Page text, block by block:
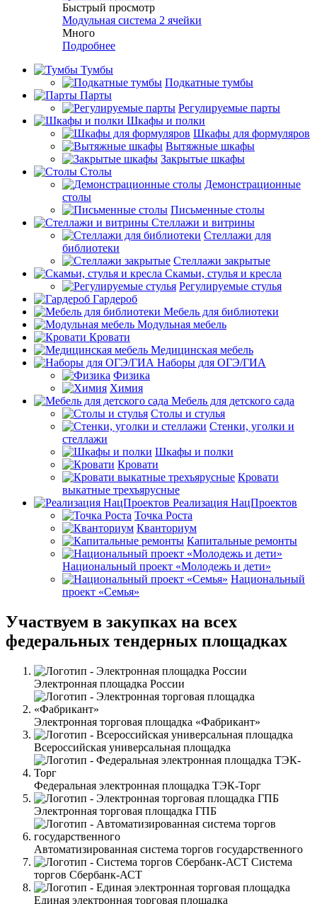
Быстрый просмотр
Модульная система 2 ячейки
Много
Подробнее
Тумбы
Подкатные тумбы
Парты
Регулируемые парты
Шкафы и полки
Шкафы для формуляров
Вытяжные шкафы
Закрытые шкафы
Столы
Демонстрационные
столы
Письменные столы
Стеллажи и витрины
Стеллажи для
библиотеки
Стеллажи закрытые
Скамьи, стулья и кресла
Регулируемые стулья
Гардероб
Мебель для библиотеки
Модульная мебель
Кровати
Медицинская мебель
Наборы для ОГЭ/ГИА
Физика
Химия
Мебель для детского сада
Столы и стулья
Стенки, уголки и
стеллажи
Шкафы и полки
Кровати
Кровати
выкатные трехъярусные
Реализация НацПроектов
Точка Роста
Кванториум
Капитальные ремонты
Национальный проект «Молодежь и дети»
Национальный
проект «Семья»
Участвуем в закупках на всех
федеральных тендерных площадках
Электронная площадка России
Электронная торговая площадка «Фабрикант»
Всероссийская универсальная площадка
Федеральная электронная площадка ТЭК-Торг
Электронная торговая площадка ГПБ
Автоматизированная система торгов государственного
Система
торгов Сбербанк-АСТ
Единая электронная торговая площадка